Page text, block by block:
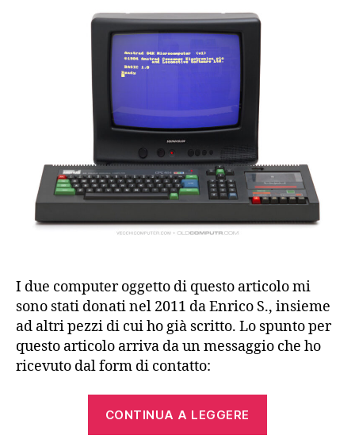
CPC
464
(1984)
I due computer oggetto di questo articolo mi
sono stati donati nel 2011 da Enrico S., insieme
ad altri pezzi di cui ho già scritto. Lo spunto per
questo articolo arriva da un messaggio che ho
ricevuto dal form di contatto:
CONTINUA A LEGGERE